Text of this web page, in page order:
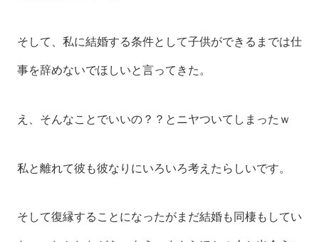
そして、私に結婚する条件として子供ができるまでは仕
事を辞めないでほしいと言ってきた。
え、そんなことでいいの？？とニヤついてしまったｗ
私と離れて彼も彼なりにいろいろ考えたらしいです。
そして復縁することになったがまだ結婚も同棲もしてい